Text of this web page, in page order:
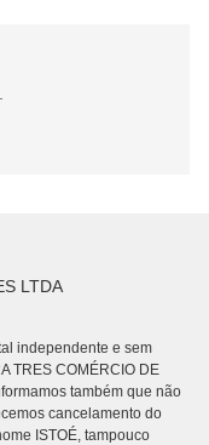
LTDA
independente e sem
TRES COMÉRCIO DE
também que não
cancelamento do
ISTOÉ, tampouco